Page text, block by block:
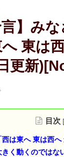
言】み
東は
更新
目次 [
は東へ 東は西
く動くのではな